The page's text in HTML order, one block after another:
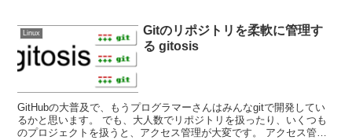
Linux
Gitのリポジトリを柔軟に管理す
る gitosis
GitHubの大普及で、もうプログラマーさんはみんなgitで開発してい
るかと思います。 でも、大人数でリポジトリを扱ったり、いくつも
のプロジェクトを扱うと、アクセス管理が大変です。 アクセス管理